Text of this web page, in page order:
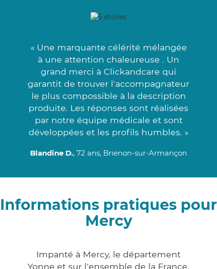
« Une marquante célérité mélangée
à une attention chaleureuse . Un
grand merci à Clickandcare qui
garantit de trouver l'accompagnateur
le plus compossible à la description
produite. Les réponses sont réalisées
par notre équipe médicale et sont
développées et les profils humbles. »
Blandine D., 72 ans, Brienon-sur-Armançon
Informations pratiques pour
Mercy
Impanté à Mercy, le département
Yonne et sur l'ensemble de la France,